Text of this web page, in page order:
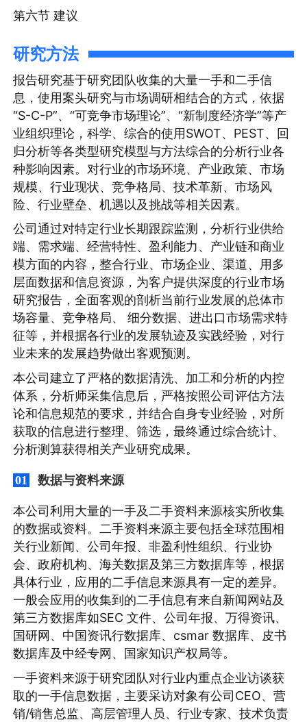
第六节 建议
研究方法
报告研究基于研究团队收集的大量一手和二手信
息，使用案头研究与市场调研相结合的方式，依据
“S-C-P”、“可竞争市场理论”、“新制度经济学”等产
业组织理论，科学、综合的使用SWOT、PEST、回
归分析等各类型研究模型与方法综合的分析行业各
种影响因素。对行业的市场环境、产业政策、市场
规模、行业现状、竞争格局、技术革新、市场风
险、行业壁垒、机遇以及挑战等相关因素。
公司通过对特定行业长期跟踪监测，分析行业供给
端、需求端、经营特性、盈利能力、产业链和商业
模方面的内容，整合行业、市场企业、渠道、用多
层面数据和信息资源，为客户提供深度的行业市场
研究报告，全面客观的剖析当前行业发展的总体市
场容量、竞争格局、 细分数据、进出口市场需求特
征等，并根据各行业的发展轨迹及实践经验，对行
业未来的发展趋势做出客观预测。
本公司建立了严格的数据清洗、加工和分析的内控
体系，分析师采集信息后，严格按照公司评估方法
论和信息规范的要求，并结合自身专业经验，对所
获取的信息进行整理、筛选，最终通过综合统计、
分析测算获得相关产业研究成果。
01 数据与资料来源
本公司利用大量的一手及二手资料来源核实所收集
的数据或资料。二手资料来源主要包括全球范围相
关行业新闻、公司年报、非盈利性组织、行业协
会、政府机构、海关数据及第三方数据库等，根据
具体行业，应用的二手信息来源具有一定的差异。
一般会应用的收集到的二手信息有来自新闻网站及
第三方数据库如SEC 文件、公司年报、万得资讯、
国研网、中国资讯行数据库、csmar 数据库、皮书
数据库及中经专网、国家知识产权局等。
一手资料来源于研究团队对行业内重点企业访谈获
取的一手信息数据，主要采访对象有公司CEO、营
销/销售总监、高层管理人员、行业专家、技术负责